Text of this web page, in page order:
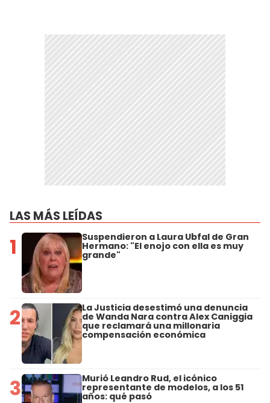
LAS MÁS LEÍDAS
1 Suspendieron a Laura Ubfal de Gran
Hermano: "El enojo con ella es muy
grande"
2 La Justicia desestimó una denuncia
de Wanda Nara contra Alex Caniggia
que reclamará una millonaria
compensación económica
3 Murió Leandro Rud, el icónico
representante de modelos, a los 51
años: qué pasó